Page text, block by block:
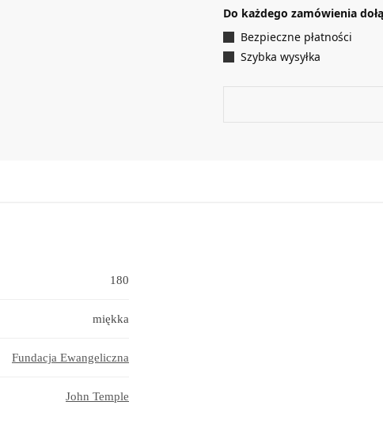
Do każdego zamówienia
Bezpieczne płatności
Szybka wysyłka
180
miękka
Fundacja Ewangeliczna
John Temple